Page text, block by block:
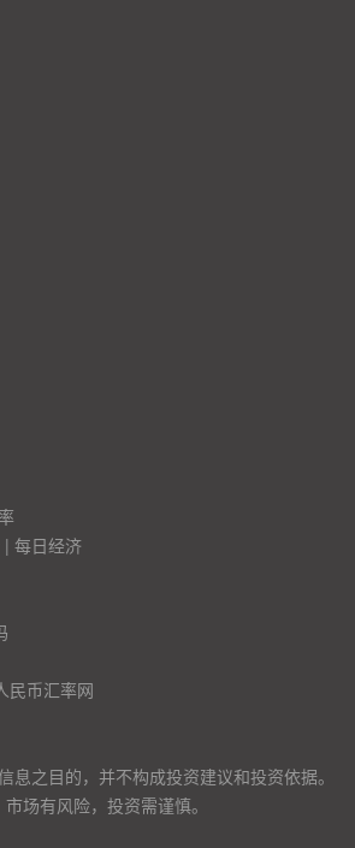
每日经济
民币汇率网
之目的，并不构成投资建议和投资依据。
场有风险，投资需谨慎。